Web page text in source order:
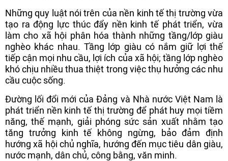
Những quy luật nói trên của nền kinh tế thị trường vừa
tạo ra động lực thúc đẩy nền kinh tế phát triển, vừa
làm cho xã hội phân hóa thành những tầng/lớp giàu
nghèo khác nhau. Tầng lớp giàu có nắm giữ lợi thế
tiếp cận mọi nhu cầu, lợi ích của xã hội; tầng lớp nghèo
khó chịu nhiều thua thiệt trong việc thụ hưởng các nhu
cầu cuộc sống.
Đường lối đổi mới của Đảng và Nhà nước Việt Nam là
phát triển nền kinh tế thị trường để phát huy mọi tiềm
năng, thế mạnh, giải phóng sức sản xuất nhằm tạo
tăng trưởng kinh tế không ngừng, bảo đảm định
hướng xã hội chủ nghĩa, hướng đến mục tiêu dân giàu,
nước mạnh, dân chủ, công bằng, văn minh.